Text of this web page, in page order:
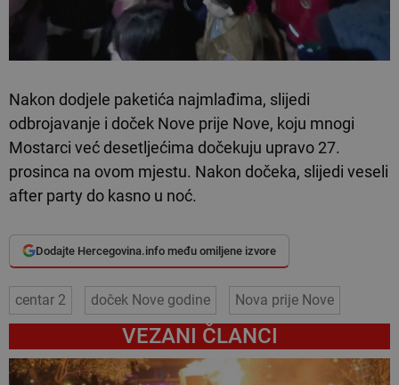
Nakon dodjele paketića najmlađima, slijedi
odbrojavanje i doček Nove prije Nove, koju mnogi
Mostarci već desetljećima dočekuju upravo 27.
prosinca na ovom mjestu. Nakon dočeka, slijedi veseli
after party do kasno u noć.
Dodajte Hercegovina.info među omiljene izvore
centar 2 doček Nove godine Nova prije Nove
VEZANI ČLANCI